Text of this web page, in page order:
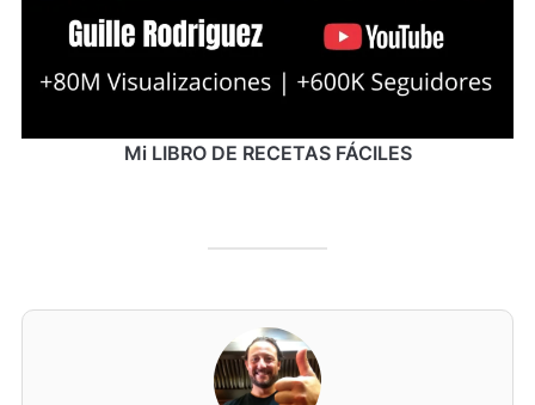
Mi LIBRO DE RECETAS FÁCILES